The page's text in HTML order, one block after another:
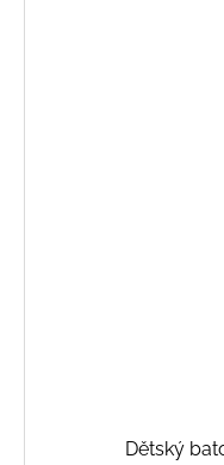
Dětský